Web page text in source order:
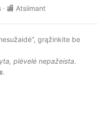
🏬 Atsiimant
grąžinkite be
plėvelė nepažeista.
.